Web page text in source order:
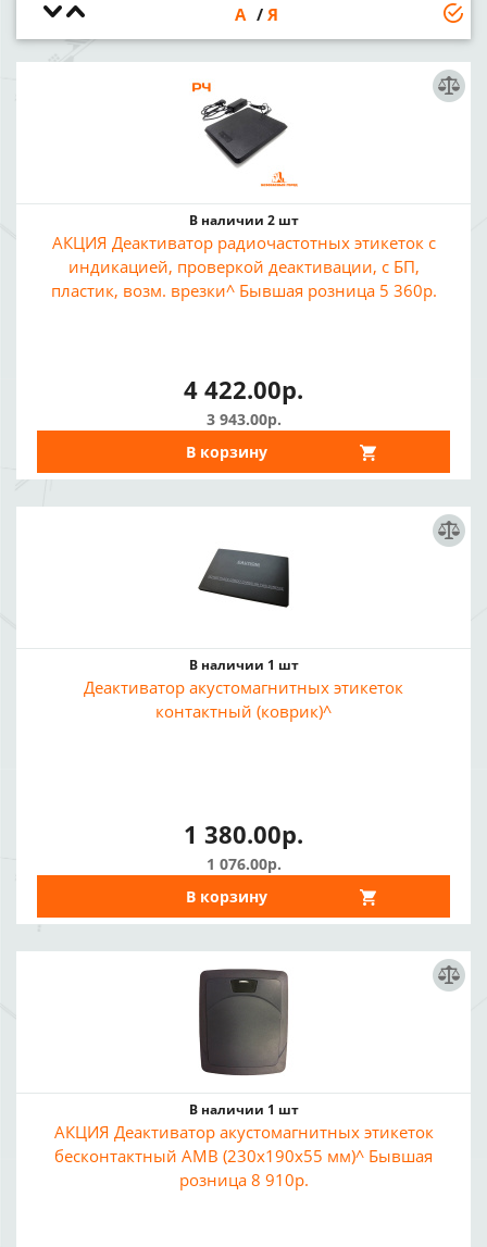
А Я
В наличии 2 шт
АКЦИЯ Деактиватор радиочастотных этикеток с
индикацией, проверкой деактивации, с БП,
пластик, возм. врезки^ Бывшая розница 5 360р.
4 422.00р.
3 943.00р.
В корзину
В наличии 1 шт
Деактиватор акустомагнитных этикеток
контактный (коврик)^
1 380.00р.
1 076.00р.
В корзину
В наличии 1 шт
АКЦИЯ Деактиватор акустомагнитных этикеток
бесконтактный AMB (230x190x55 мм)^ Бывшая
розница 8 910р.